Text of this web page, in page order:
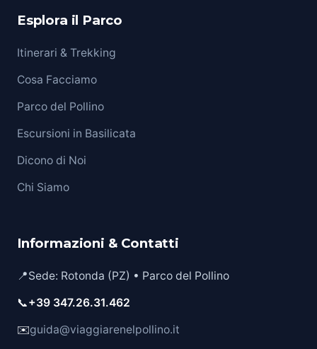
Esplora il Parco
Itinerari & Trekking
Cosa Facciamo
Parco del Pollino
Escursioni in Basilicata
Dicono di Noi
Chi Siamo
Informazioni & Contatti
📍Sede: Rotonda (PZ) • Parco del Pollino
📞+39 347.26.31.462
✉️guida@viaggiarenelpollino.it